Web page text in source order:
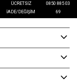
ÜCRETSIZ
İADE/DEĞIŞIM
0850 885 03
69